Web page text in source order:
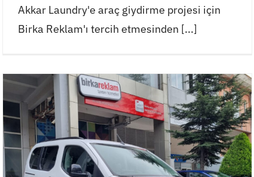
Akkar Laundry'e araç giydirme projesi için
Birka Reklam'ı tercih etmesinden [...]